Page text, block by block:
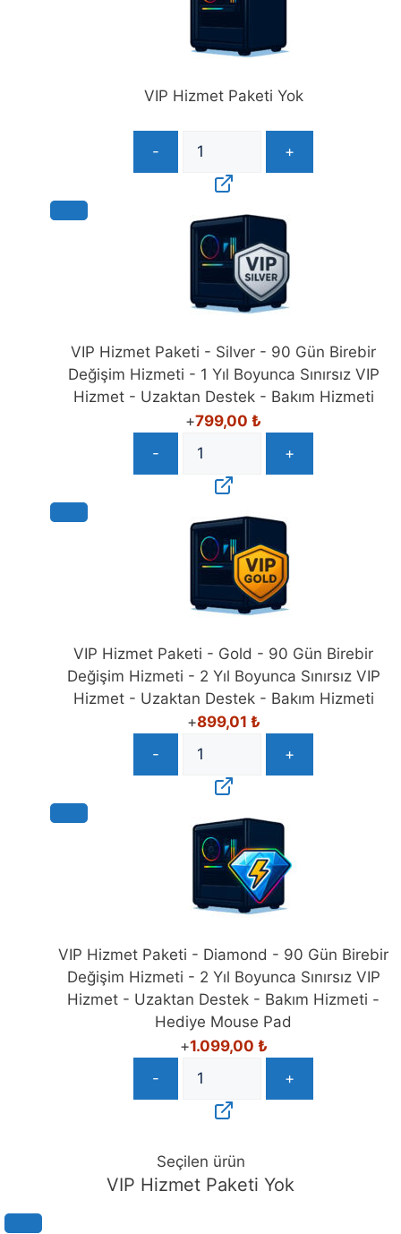
VIP Hizmet Paketi Yok
- +
VIP Hizmet Paketi - Silver - 90 Gün Birebir
Değişim Hizmeti - 1 Yıl Boyunca Sınırsız VIP
Hizmet - Uzaktan Destek - Bakım Hizmeti
+799,00 ₺
-
+
VIP Hizmet Paketi - Gold - 90 Gün Birebir
Değişim Hizmeti - 2 Yıl Boyunca Sınırsız VIP
Hizmet - Uzaktan Destek - Bakım Hizmeti
+899,01 ₺
-
+
VIP Hizmet Paketi - Diamond - 90 Gün Birebir
Değişim Hizmeti - 2 Yıl Boyunca Sınırsız VIP
Hizmet - Uzaktan Destek - Bakım Hizmeti -
Hediye Mouse Pad
+1.099,00 ₺
-
+
Seçilen ürün
VIP Hizmet Paketi Yok